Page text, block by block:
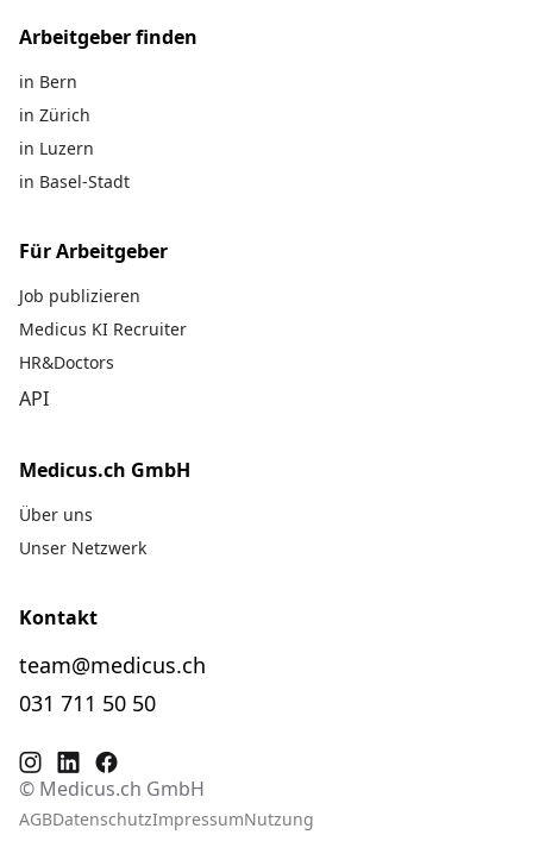
Arbeitgeber finden
in Bern
in Zürich
in Luzern
in Basel-Stadt
Für Arbeitgeber
Job publizieren
Medicus KI Recruiter
HR&Doctors
API
Medicus.ch GmbH
Über uns
Unser Netzwerk
Kontakt
team@medicus.ch
031 711 50 50
© Medicus.ch GmbH
AGBDatenschutzImpressumNutzung